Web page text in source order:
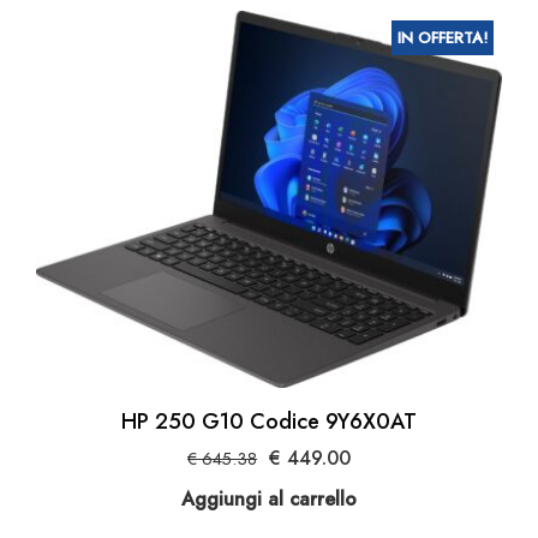
IN OFFERTA!
HP 250 G10 Codice 9Y6X0AT
€645.38 Il
prezzo
originale
€ 449.00Il
attuale
Aggiungi al carrello